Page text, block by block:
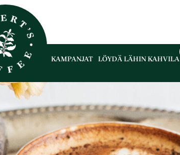
KAMPANJAT LÖYDÄ LÄHIN KAHVILA